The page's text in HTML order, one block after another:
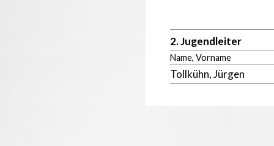
2. Jugendleiter
Name, Vorname
Tollkühn, Jürgen